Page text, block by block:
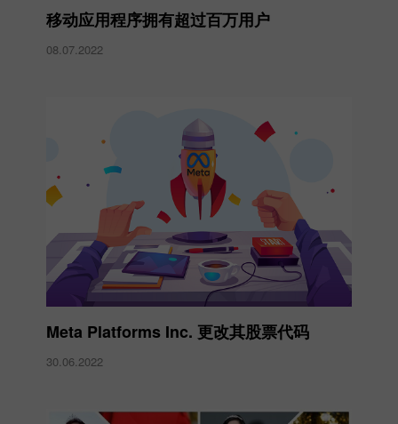
移动应用程序拥有超过百万用户
08.07.2022
Meta Platforms Inc. 更改其股票代码
30.06.2022